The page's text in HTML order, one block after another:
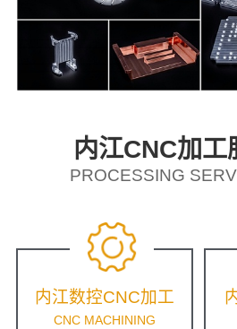
内江CNC加工
PROCESSING
内江数控CNC加工
CNC MACHINING